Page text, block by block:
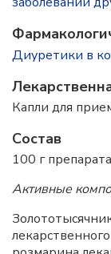
Диуретики в
Капли для
Состав
100 г
Активные